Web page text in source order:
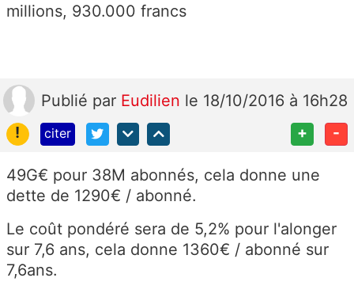
millions, 930.000 francs
Publié par Eudilien le 18/10/2016 à 16h28
!
citer + -
49G€ pour 38M abonnés, cela donne une
dette de 1290€ / abonné.
Le coût pondéré sera de 5,2% pour l'alonger
sur 7,6 ans, cela donne 1360€ / abonné sur
7,6ans.